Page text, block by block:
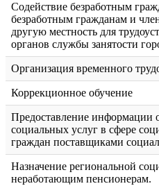
Содействие безработным
безработным гражданам и
другую местность для
органов службы занятости
Организация временного
Коррекционное обучение
Предоставление информации
социальных услуг в сфере
граждан поставщиками
Назначение региональной
неработающим пенсионерам.